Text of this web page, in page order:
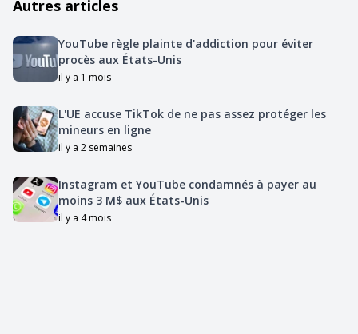
Autres articles
YouTube règle plainte d'addiction pour éviter
procès aux États-Unis
il y a 1 mois
L'UE accuse TikTok de ne pas assez protéger les
mineurs en ligne
il y a 2 semaines
Instagram et YouTube condamnés à payer au
moins 3 M$ aux États-Unis
il y a 4 mois